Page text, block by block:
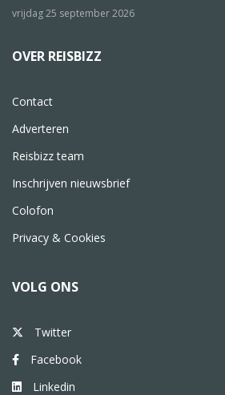
vrijdag 25 september 2026
OVER REISBIZZ
Contact
Adverteren
Reisbizz team
Inschrijven nieuwsbrief
Colofon
Privacy & Cookies
VOLG ONS
Twitter
Facebook
Linkedin